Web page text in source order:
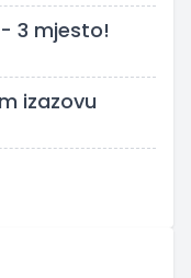
3 mjesto!
izazovu